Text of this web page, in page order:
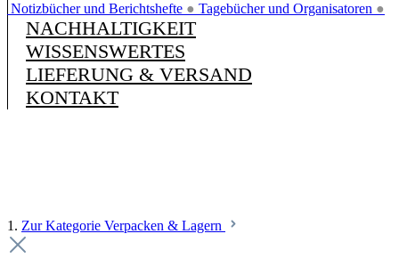
Notizbücher und Berichtshefte ● Tagebücher und Organisatoren ●
NACHHALTIGKEIT
WISSENSWERTES
LIEFERUNG & VERSAND
KONTAKT
1. Zur Kategorie Verpacken & Lagern